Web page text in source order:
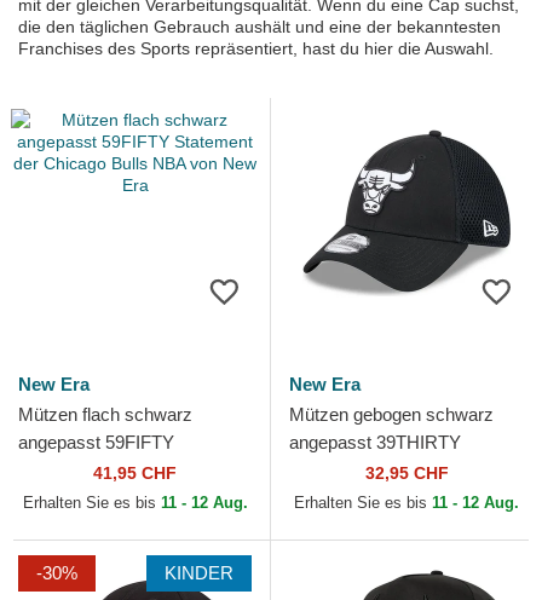
mit der gleichen Verarbeitungsqualität. Wenn du eine Cap suchst,
die den täglichen Gebrauch aushält und eine der bekanntesten
Franchises des Sports repräsentiert, hast du hier die Auswahl.
New Era
Mützen flach schwarz
angepasst 59FIFTY
Statement der Chicago Bulls
NBA von New Era
41,95 CHF
Erhalten Sie es bis 11 - 12 Aug.
New Era
Mützen gebogen schwarz
angepasst 39THIRTY
Evergreen Neo der Chicago
Bulls NBA von New Era
32,95 CHF
Erhalten Sie es bis 11 - 12 Aug.
-30% KINDER